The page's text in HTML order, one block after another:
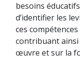
besoins
d’identifier les
ces
contribuant
œuvre et sur la